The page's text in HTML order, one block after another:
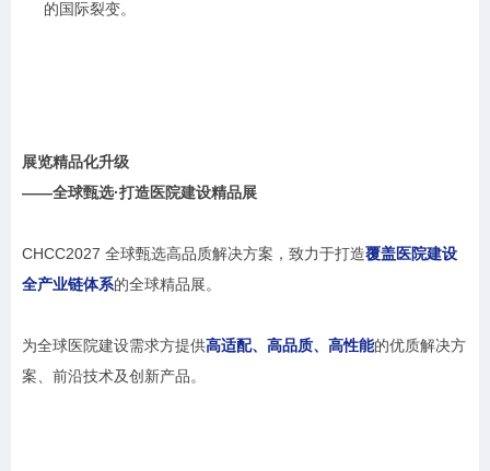
的国际裂变。
展览精品化升级
——全球甄选·打造医院建设精品展
CHCC2027 全球甄选高品质解决方案，致力于打造覆盖医院建设
全产业链体系的全球精品展。
为全球医院建设需求方提供高适配、高品质、高性能的优质解决方
案、前沿技术及创新产品。